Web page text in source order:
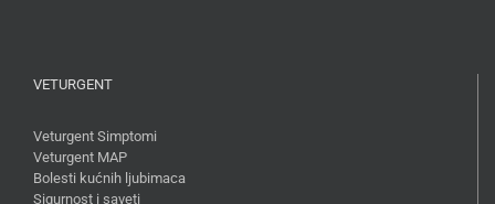
VETURGENT
Veturgent Simptomi
Veturgent MAP
Bolesti kućnih ljubimaca
Sigurnost i saveti